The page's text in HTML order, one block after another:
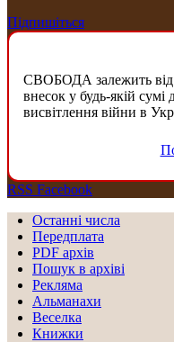
Підпишіться
СВОБОДА залежить від
внесок у будь-якій
висвітлення війни в
RSS Facebook
Останні числа
Передплата
PDF aрхів
Пошук в архіві
Рекляма
Альманахи
Веселка
Книжки